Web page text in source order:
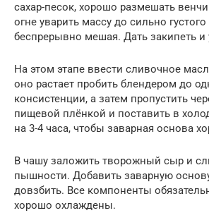
сахар-песок, хорошо размешать
огне уварить массу до сильно
беспрерывно мешая. Дать закипеть и
На этом этапе ввести сливочное
оно растает пробить блендером до
консистенции, а затем пропустить
пищевой плёнкой и поставить в
на 3-4 часа, чтобы заварная основа
В чашу заложить творожный сыр и
пышности. Добавить заварную
довзбить. Все компоненты
хорошо охлаждены.